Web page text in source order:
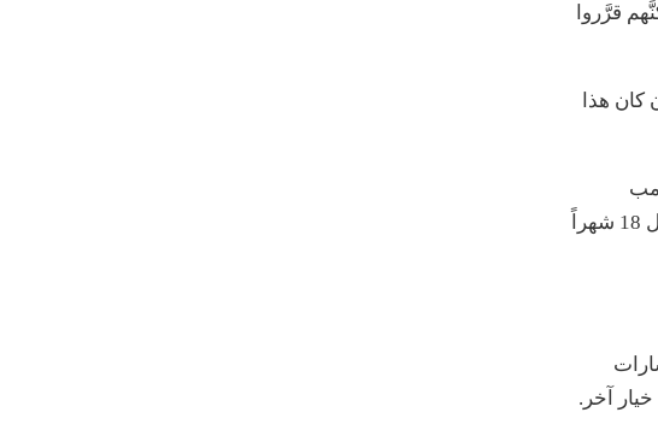
قرَّروا
كان هذا
يستوفي متطلبات العزل. لكنَّ هناك تبايناً حاداً في الآراء إن كان هذا هو أفضل مسار عمل يمكن سلوكه قبل 18 شهراً
آخر.